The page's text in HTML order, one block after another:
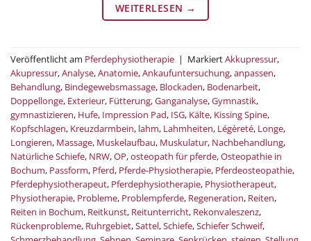
WEITERLESEN →
Veröffentlicht am Pferdephysiotherapie | MarkiertAkkupressur,
Akupressur,Analyse,Anatomie,Ankaufuntersuchung,anpassen,
Behandlung, Bindegewebsmassage, Blockaden, Bodenarbeit,
Doppellonge, Exterieur, Fütterung,Ganganalyse,Gymnastik,
gymnastizieren, Hufe, Impression Pad, ISG, Kälte, Kissing Spine,
Kopfschlagen, Kreuzdarmbein, lahm, Lahmheiten, Légèreté, Longe,
Longieren, Massage, Muskelaufbau, Muskulatur, Nachbehandlung,
Natürliche Schiefe, NRW,OP,osteopath für pferde,Osteopathie in
Bochum, Passform, Pferd, Pferde-Physiotherapie, Pferdeosteopathie,
Pferdephysiotherapeut, Pferdephysiotherapie, Physiotherapeut,
Physiotherapie, Probleme, Problempferde, Regeneration, Reiten,
Reiten in Bochum, Reitkunst, Reitunterricht, Rekonvaleszenz,
Rückenprobleme, Ruhrgebiet,Sattel,Schiefe,Schiefer Schweif,